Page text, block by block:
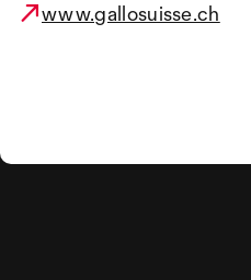
www.gallosuisse.ch